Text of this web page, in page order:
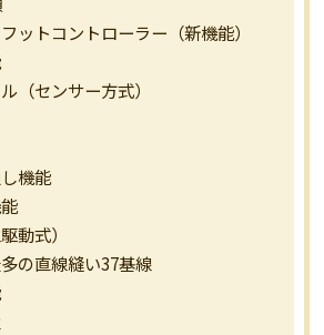
ットコントローラー（新機能）
（センサー方式）
機能
動式）
の直線縫い37基線